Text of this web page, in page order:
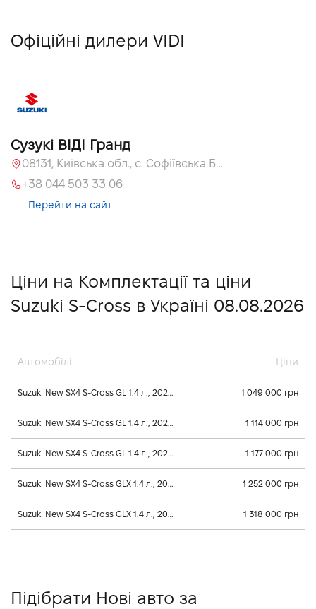
Офіційні дилери VIDI
Сузукі ВІДІ Гранд
08131, Київська обл., с. Софіївська Борщагівка, вул. Велика Кільцева, 60
+38 044 503 33 06
Перейти на сайт
Ціни на Комплектації та ціни
Suzuki S-Cross в Україні 08.08.2026
Автомобілі Ціни
Suzuki New SX4 S-Cross GL 1.4 л., 2026, Механічна 1 049 000 грн
Suzuki New SX4 S-Cross GL 1.4 л., 2026, Автомат 1 114 000 грн
Suzuki New SX4 S-Cross GL 1.4 л., 2026, Автомат 1 177 000 грн
Suzuki New SX4 S-Cross GLX 1.4 л., 2026, Автомат 1 252 000 грн
Suzuki New SX4 S-Cross GLX 1.4 л., 2026, Автомат 1 318 000 грн
Підібрати Нові авто за